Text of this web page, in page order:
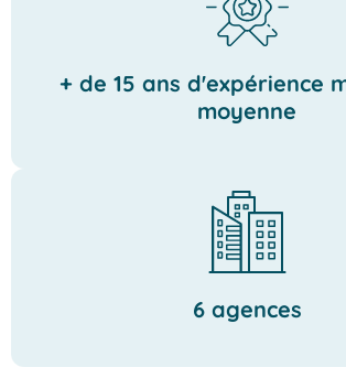
+ de 15 ans d'expérience
moyenne
6 agences